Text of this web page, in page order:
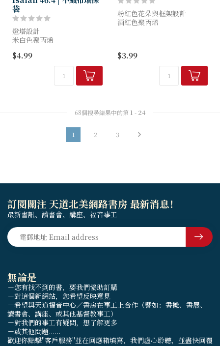
袋
燈塔設計
米白色聚丙烯
雙色印刷
可重複使用的手提包
無紡布聚丙烯材質
$4.99
粉紅色花朵與框架設計
酒紅色聚丙烯
可摺疊
$3.99
68個搜尋結果中的第 1 - 24
1 2 3
無論是
－您有找不到的書，要我們協助訂購
－對這個新網站，您希望反映意見
－希望與天道福音中心／書房在事工上合作（譬如：書攤、書展、
讀書會、講座、或其他基督教事工）
－對我們的事工有疑問，想了解更多
－或其他問題......
歡迎你點擊"客戶服務"並在回應箱填寫，我們虛心聆聽，並盡快回覆
訂閱關注 天道北美網路書房 最新消息！
最新書訊、讀書會、講座、福音事工